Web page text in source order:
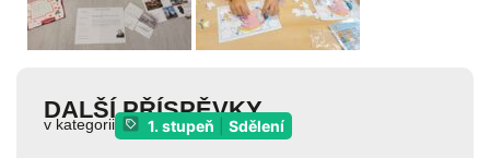
DALŠÍ PŘÍSPĚVKY
v kategorii 1. stupeň Sdělení